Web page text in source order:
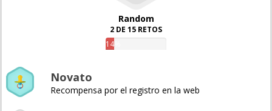
Random
2 DE 15 RETOS
14%
Novato
Recompensa por el registro en la web